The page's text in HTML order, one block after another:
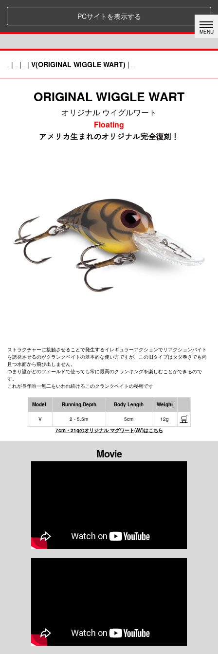
PCサイトを表示する
| | | V(ORIGINAL WIGGLE WART) |
ORIGINAL WIGGLE WART
オリジナル ウイグルワート
Floating
アメリカ生まれのオリジナル完全復刻！
ストラクチャーに接触させることで発生するイレギュラーアクションでリアクションバイト
を誘発させるのがクランクベイトの基本的な使い方ですが、この旧タイプはタダ巻きでも尚
且つ水面から飛び出しません。
つまり誰がどのフィールドで使っても常に最高のクランキングを楽しむことができるので
す。
これが長年唯一無二をいわれ続けるこのクランクベイトの秘密です
Model Running Depth Body Length Weight
V 2 - 5.5m 5cm 12g 🛒
7cm・21gのオリジナル マグワート(AV)はこちら
Movie